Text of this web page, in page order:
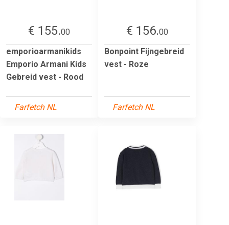
€ 155.00
emporioarmanikids
Emporio Armani Kids
Gebreid vest - Rood
Farfetch NL
€ 156.00
Bonpoint Fijngebreid
vest - Roze
Farfetch NL